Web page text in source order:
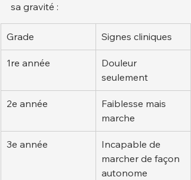
sa gravité :
Grade Signes cliniques
1re année
Douleur
seulement
2e année
Faiblesse mais
marche
3e année
Incapable de
marcher de façon
autonome